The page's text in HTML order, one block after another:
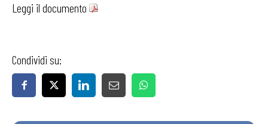
Leggi il documento
Condividi su: